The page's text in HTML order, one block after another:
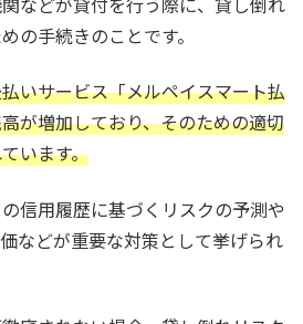
の手続きのことです。
いサービス「メルペイスマート払
が増加しており、そのための適切
います。
信用履歴に基づくリスクの予測や
などが重要な対策として挙げられ